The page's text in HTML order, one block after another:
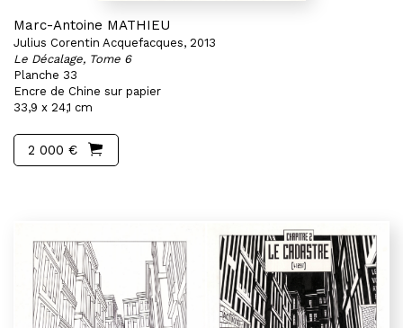
Marc-Antoine MATHIEU
Julius Corentin Acquefacques, 2013
Le Décalage, Tome 6
Planche 33
Encre de Chine sur papier
33,9 x 24,1 cm
2 000 €